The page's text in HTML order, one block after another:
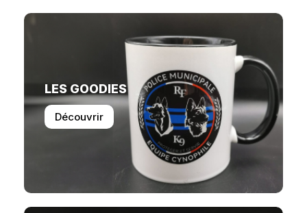
LES GOODIES
Découvrir